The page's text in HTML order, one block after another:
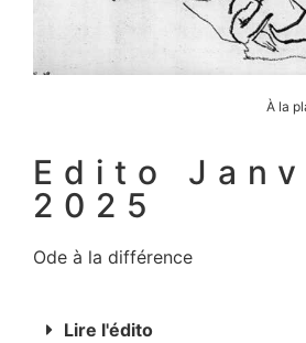
À la
Edito
2025
Ode à la différence
Lire l'édito